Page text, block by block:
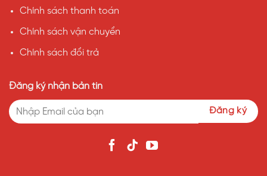
Chính sách thanh toán
Chính sách vận chuyển
Chính sách đổi trả
Đăng ký nhận bản tin